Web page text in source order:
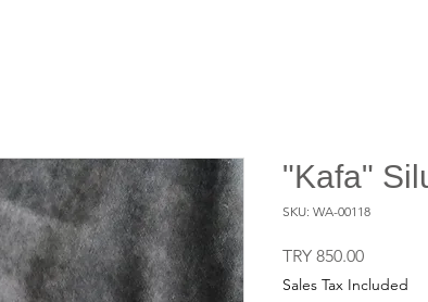
"Kafa"
SKU: WA-00118
TRY 850.00Price
Sales Tax Included